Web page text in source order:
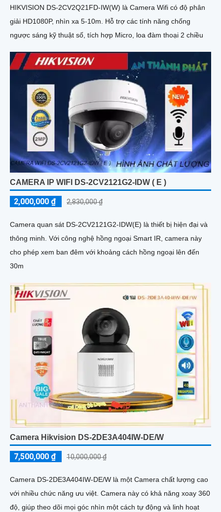
HIKVISION DS-2CV2Q21FD-IW(W) là Camera Wifi có độ phân
giải HD1080P, nhìn xa 5-10m. Hỗ trợ các tính năng chống
ngược sáng kỹ thuật số, tích hợp Micro, loa đàm thoại 2 chiều
CAMERA IP WIFI DS-2CV2121G2-IDW ( E )
2,000,000 ₫ 2,830,000 ₫
Camera quan sát DS-2CV2121G2-IDW(E) là thiết bị hiện đại và
thông minh. Với công nghệ hồng ngoại Smart IR, camera này
cho phép xem ban đêm với khoảng cách hồng ngoại lên đến
30m
Camera Hikvision DS-2DE3A404IW-DE/W
7,500,000 ₫ 10,000,000 ₫
Camera DS-2DE3A404IW-DE/W là một Camera chất lượng cao
với nhiều chức năng ưu việt. Camera này có khả năng xoay 360
độ, giúp theo dõi mọi góc nhìn một cách tự động và linh hoạt